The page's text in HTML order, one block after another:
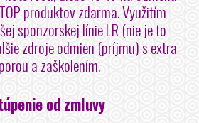
produktov zdarma. Využitím
sponzorskej línie LR (nie je to
zdroje odmien (príjmu) s extra
a zaškolením.
od zmluvy